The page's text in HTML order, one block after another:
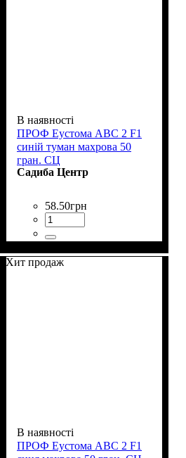
В наявності
ПРОФ Еустома АВС 2 F1
синій туман махрова 50
гран. СЦ
Садиба Центр
58.50грн
Хит продаж
В наявності
ПРОФ Еустома АВС 2 F1